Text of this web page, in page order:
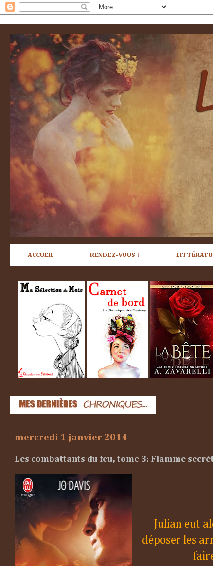
ACCUEIL RENDEZ-VOUS ↓
mercredi 1 janvier 2014
Les combattants du feu, tome 3: Flamme
Julian eut
déposer les